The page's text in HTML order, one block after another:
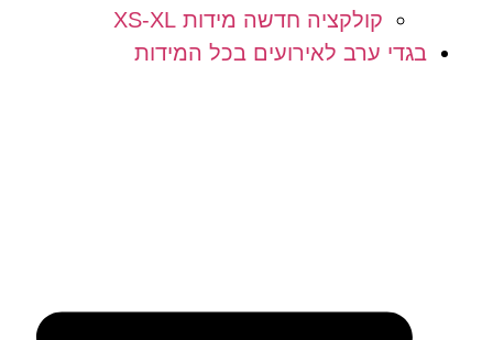
קולקציה חדשה מידות XS-XL
בגדי ערב לאירועים בכל המידות